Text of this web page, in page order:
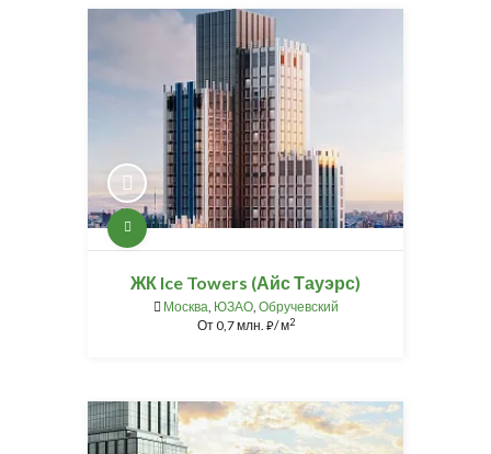
ЖК Ice Towers (Айс Тауэрс)
Москва, ЮЗАО, Обручевский
От0,7 млн. ⃏/ м2